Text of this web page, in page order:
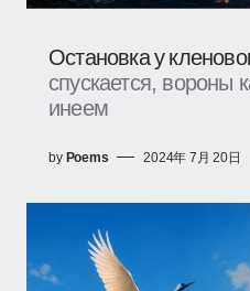
Остановка у
спускается, вороны
инеем
by Poems 2024年 7月 20日